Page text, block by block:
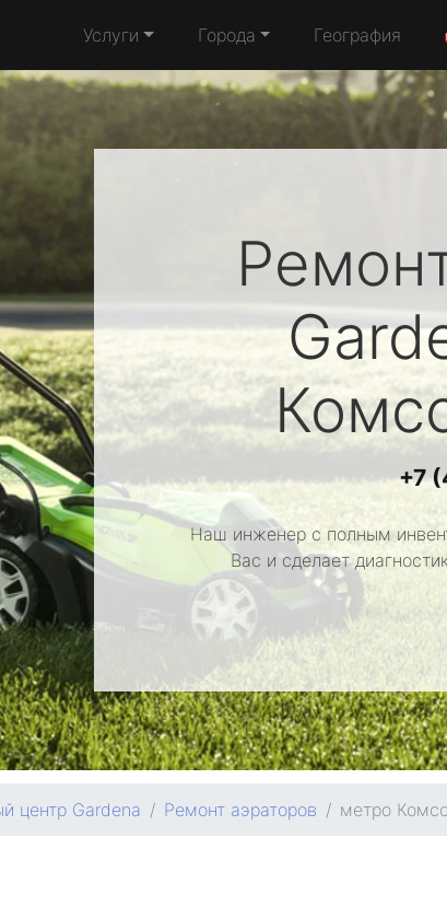
Услуги Города География
+7
Наш инженер с полным
Вас и сделает
центр Gardena Ремонт аэраторов метро